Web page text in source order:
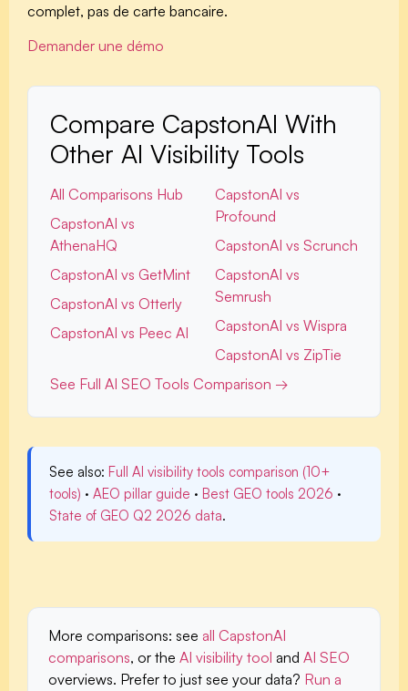
complet, pas de carte bancaire.
Demander une démo
Compare CapstonAI With
Other AI Visibility Tools
All Comparisons Hub
CapstonAI vs
AthenaHQ
CapstonAI vs GetMint
CapstonAI vs Otterly
CapstonAI vs Peec AI
CapstonAI vs
Profound
CapstonAI vs Scrunch
CapstonAI vs
Semrush
CapstonAI vs Wispra
CapstonAI vs ZipTie
See Full AI SEO Tools Comparison →
See also: Full AI visibility tools comparison (10+
tools) · AEO pillar guide · Best GEO tools 2026 ·
State of GEO Q2 2026 data.
More comparisons: see all CapstonAI
comparisons, or the AI visibility tool and AI SEO
overviews. Prefer to just see your data? Run a